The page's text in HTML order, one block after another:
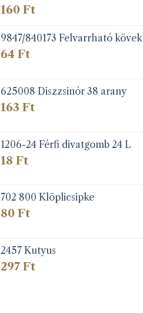
160 Ft
9847/840173 Felvarrható kövek
64 Ft
625008 Diszzsinór 38 arany
163 Ft
1206-24 Férfi divatgomb 24 L
18 Ft
702 800 Klöplicsipke
80 Ft
2457 Kutyus
297 Ft